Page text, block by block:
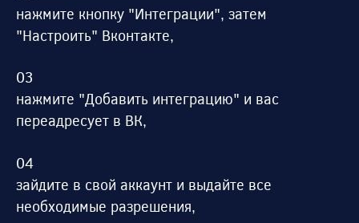
нажмите кнопку "Интеграции", затем
"Настроить" Вконтакте,
нажмите "Добавить интеграцию" и вас
переадресует в ВК,
зайдите в свой аккаунт и выдайте все
необходимые разрешения,